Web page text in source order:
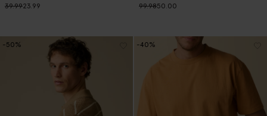
39.9923.99
99.9850.00
-50% -40%